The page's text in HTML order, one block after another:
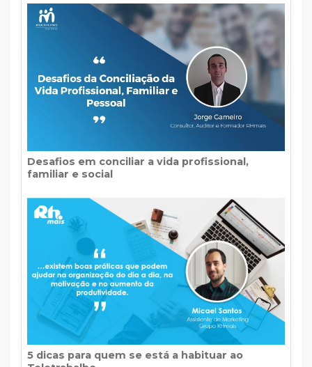
Desafios em conciliar a vida profissional,
familiar e social
5 dicas para quem se está a habituar ao